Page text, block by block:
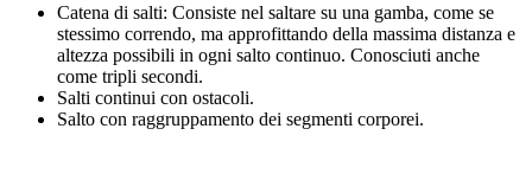
Catena di salti: Consiste nel saltare su una gamba, come se
stessimo correndo, ma approfittando della massima distanza e
altezza possibili in ogni salto continuo. Conosciuti anche
come tripli secondi.
Salti continui con ostacoli.
Salto con raggruppamento dei segmenti corporei.